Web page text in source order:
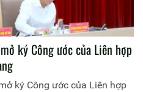
ký Công ước của Liên hợp
ký Công ước của Liên hợp